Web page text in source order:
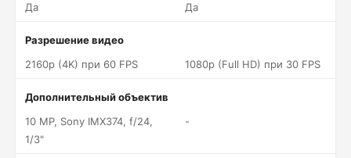
Да
Да
Разрешение видео
2160p (4K) при 60 FPS
1080p (Full HD) при 30 FPS
Дополнительный объектив
10 MP, Sony IMX374, f/24,
1/3"
-